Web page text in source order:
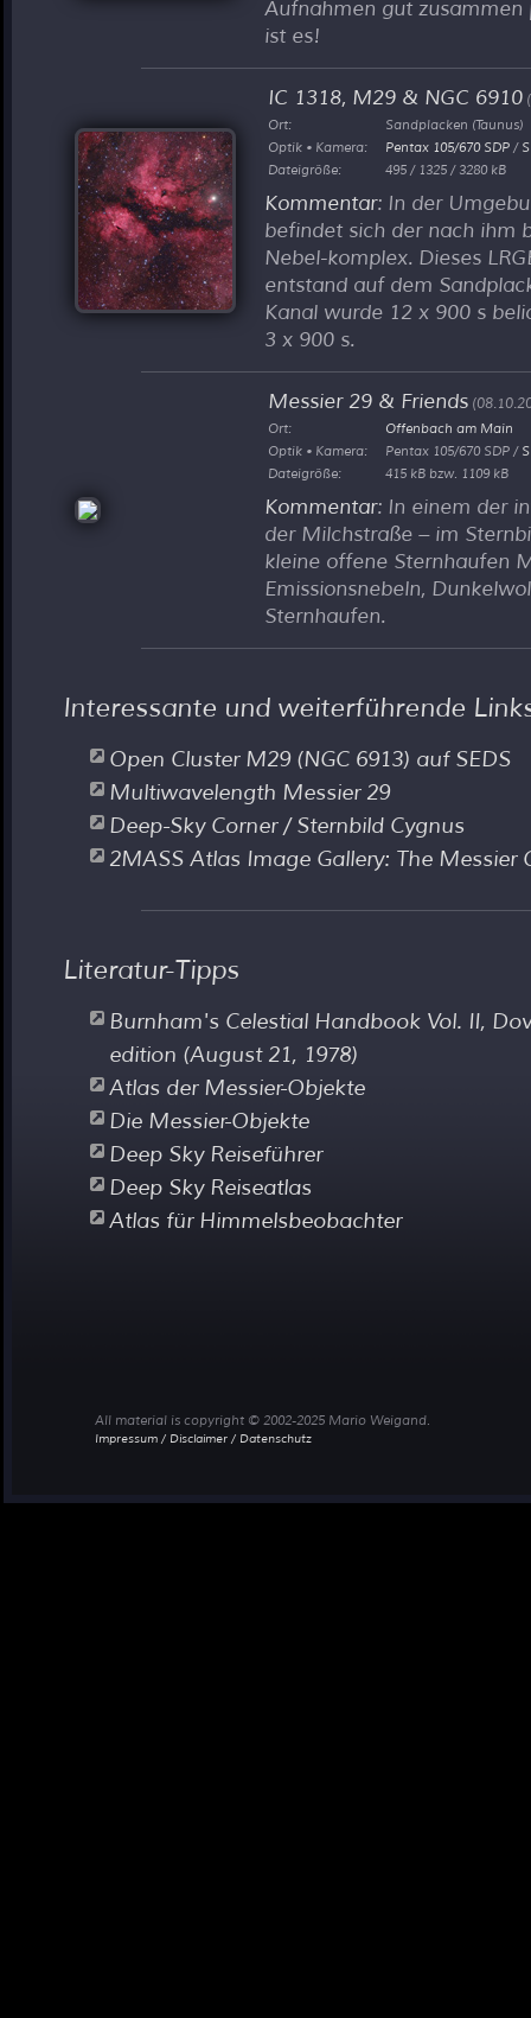
Aufnahmen gut zusammen
ist es!
IC 1318, M29 & NGC 6910
Ort:
Sandplacken (Taunus)
Optik • Kamera:
Pentax 105/670 SDP /
Dateigröße:
495 / 1325 / 3280 kB
Kommentar: In der
befindet sich der nach ihm
Nebel-komplex. Dieses
entstand auf dem
Kanal wurde 12 x 900 s
3 x 900 s.
Messier 29 & Friends
Ort:
Offenbach am Main
Optik • Kamera:
Pentax 105/670 SDP /
Dateigröße:
415 kB bzw. 1109 kB
Kommentar: In einem der
der Milchstraße – im
kleine offene Sternhaufen
Emissionsnebeln,
Sternhaufen.
Interessante und weiterführende
Open Cluster M29 (NGC 6913) auf SEDS
Multiwavelength Messier 29
Deep-Sky Corner / Sternbild Cygnus
2MASS Atlas Image Gallery: The Messier
Literatur-Tipps
Burnham's Celestial Handbook Vol. II,
edition (August 21, 1978)
Atlas der Messier-Objekte
Die Messier-Objekte
Deep Sky Reiseführer
Deep Sky Reiseatlas
Atlas für Himmelsbeobachter
All material is copyright © 2002-2025 Mario Weigand.
Impressum / Disclaimer / Datenschutz